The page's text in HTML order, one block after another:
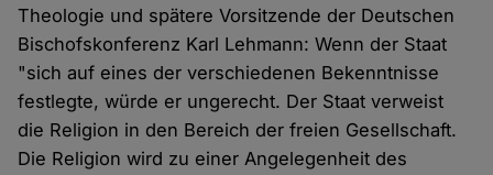
Theologie und spätere Vorsitzende der Deutschen
Bischofskonferenz Karl Lehmann: Wenn der Staat
"sich auf eines der verschiedenen Bekenntnisse
festlegte, würde er ungerecht. Der Staat verweist
die Religion in den Bereich der freien Gesellschaft.
Die Religion wird zu einer Angelegenheit des